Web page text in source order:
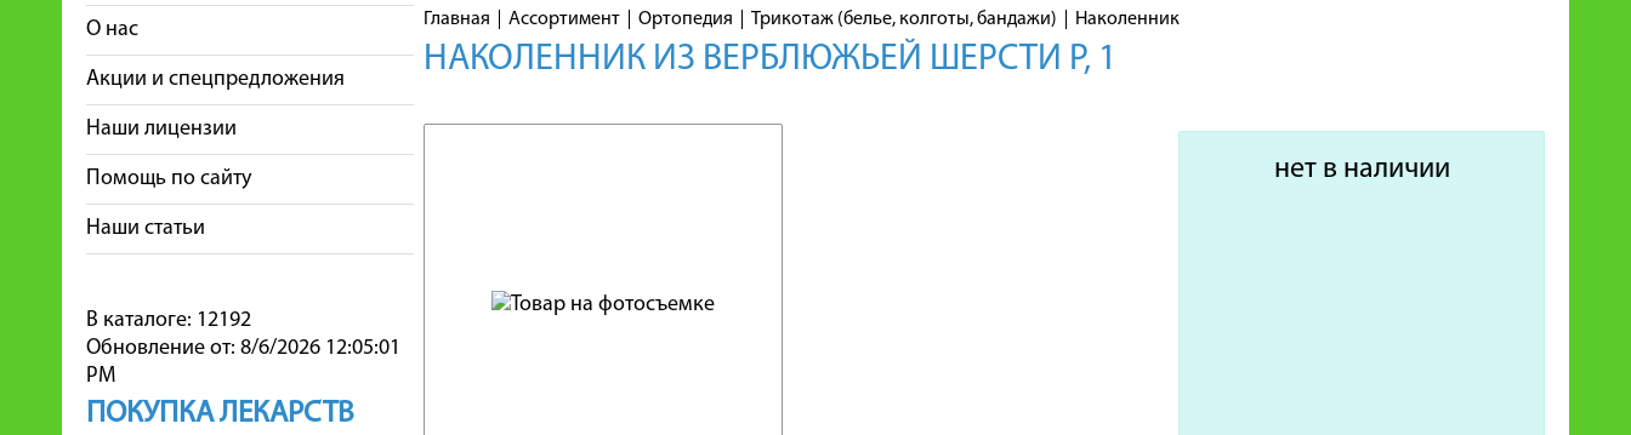
О нас
Акции и спецпредложения
Наши лицензии
Помощь по сайту
Наши статьи
В каталоге: 12192
Обновление от: 8/6/2026 12:05:01
PM
ПОКУПКА ЛЕКАРСТВ
Главная Ассортимент Ортопедия Трикотаж (белье, колготы, бандажи) Наколенник
НАКОЛЕННИК ИЗ ВЕРБЛЮЖЬЕЙ ШЕРСТИ Р, 1
нет в наличии